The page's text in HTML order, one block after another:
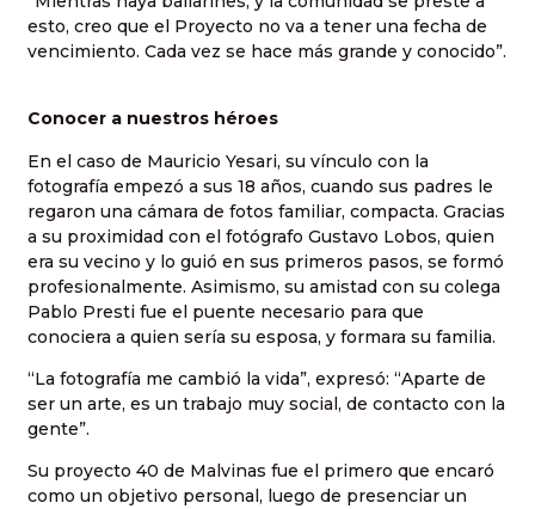
esto, creo que el Proyecto no va a tener una fecha de
vencimiento. Cada vez se hace más grande y conocido”.
Conocer a nuestros héroes
En el caso de Mauricio Yesari, su vínculo con la
fotografía empezó a sus 18 años, cuando sus padres le
regaron una cámara de fotos familiar, compacta. Gracias
a su proximidad con el fotógrafo Gustavo Lobos, quien
era su vecino y lo guió en sus primeros pasos, se formó
profesionalmente. Asimismo, su amistad con su colega
Pablo Presti fue el puente necesario para que
conociera a quien sería su esposa, y formara su familia.
“La fotografía me cambió la vida”, expresó: “Aparte de
ser un arte, es un trabajo muy social, de contacto con la
gente”.
Su proyecto 40 de Malvinas fue el primero que encaró
como un objetivo personal, luego de presenciar un